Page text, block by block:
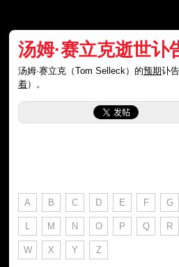
汤姆·赛立克逝世讣
汤姆·赛立克（Tom Selleck）的预期讣
着）。
A B C D E F G
L M N O P Q R
W X Y Z